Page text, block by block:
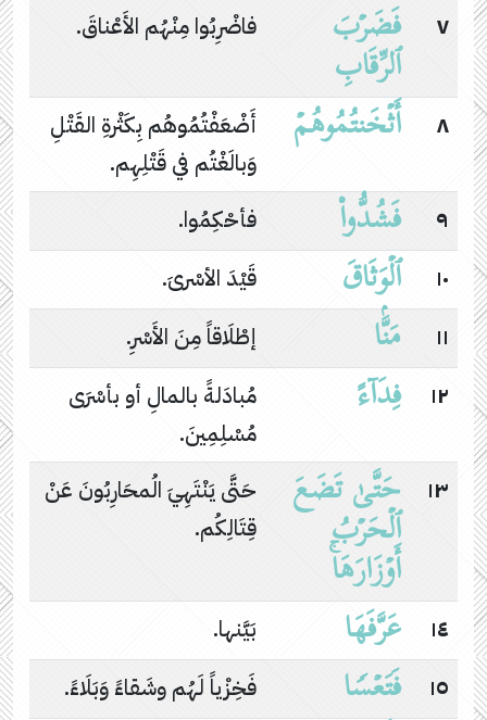
٧
فَضَرۡبَ
ٱلرِّقَابِ
فاضْرِبُوا مِنْهُم الأَعْناقَ.
٨ أَثۡخَنتُمُوهُمۡ
أَضْعَفْتُمُوهُم بِكَثْرةِ القَتْلِ
وَبالَغْتُم في قَتْلِهِم.
٩
فَشُدُّوا۟
فأحْكِمُوا.
١٠
ٱلۡوَثَاقَ
قَيْدَ الأسْرىَ.
١١
مَنَّۢا
إطْلَاقاً مِنَ الأَسْرِ.
١٢
فِدَاۤءً
مُبادَلةً بالمالِ أو بأسْرَى
مُسْلِمِينَ.
١٣
حَتَّىٰ تَضَعَ
ٱلۡحَرۡبُ
أَوۡزَارَهَاۚ
حَتَّى يَنْتَهِيَ الُمحَارِبُونَ عَنْ
قِتَالِكُم.
١٤ عَرَّفَهَا
بَيَّنها.
١٥
فَتَعۡسࣰا
فَخِزْياً لَهُم وشَقاءً وَبَلَاءً.